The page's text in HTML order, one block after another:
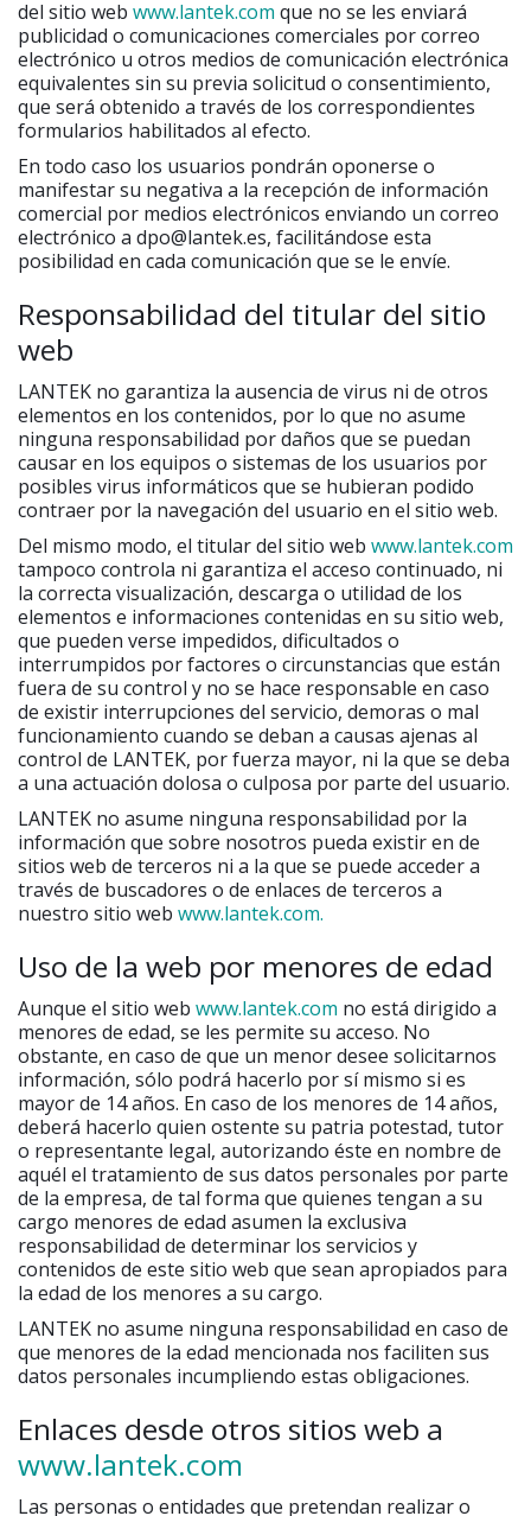
del sitio web www.lantek.com que no se les enviará
publicidad o comunicaciones comerciales por correo
electrónico u otros medios de comunicación electrónica
equivalentes sin su previa solicitud o consentimiento,
que será obtenido a través de los correspondientes
formularios habilitados al efecto.
En todo caso los usuarios pondrán oponerse o
manifestar su negativa a la recepción de información
comercial por medios electrónicos enviando un correo
electrónico a dpo@lantek.es, facilitándose esta
posibilidad en cada comunicación que se le envíe.
Responsabilidad del titular del sitio
web
LANTEK no garantiza la ausencia de virus ni de otros
elementos en los contenidos, por lo que no asume
ninguna responsabilidad por daños que se puedan
causar en los equipos o sistemas de los usuarios por
posibles virus informáticos que se hubieran podido
contraer por la navegación del usuario en el sitio web.
Del mismo modo, el titular del sitio web www.lantek.com
tampoco controla ni garantiza el acceso continuado, ni
la correcta visualización, descarga o utilidad de los
elementos e informaciones contenidas en su sitio web,
que pueden verse impedidos, dificultados o
interrumpidos por factores o circunstancias que están
fuera de su control y no se hace responsable en caso
de existir interrupciones del servicio, demoras o mal
funcionamiento cuando se deban a causas ajenas al
control de LANTEK, por fuerza mayor, ni la que se deba
a una actuación dolosa o culposa por parte del usuario.
LANTEK no asume ninguna responsabilidad por la
información que sobre nosotros pueda existir en de
sitios web de terceros ni a la que se puede acceder a
través de buscadores o de enlaces de terceros a
nuestro sitio web www.lantek.com.
Uso de la web por menores de edad
Aunque el sitio web www.lantek.com no está dirigido a
menores de edad, se les permite su acceso. No
obstante, en caso de que un menor desee solicitarnos
información, sólo podrá hacerlo por sí mismo si es
mayor de 14 años. En caso de los menores de 14 años,
deberá hacerlo quien ostente su patria potestad, tutor
o representante legal, autorizando éste en nombre de
aquél el tratamiento de sus datos personales por parte
de la empresa, de tal forma que quienes tengan a su
cargo menores de edad asumen la exclusiva
responsabilidad de determinar los servicios y
contenidos de este sitio web que sean apropiados para
la edad de los menores a su cargo.
LANTEK no asume ninguna responsabilidad en caso de
que menores de la edad mencionada nos faciliten sus
datos personales incumpliendo estas obligaciones.
Enlaces desde otros sitios web a
www.lantek.com
Las personas o entidades que pretendan realizar o